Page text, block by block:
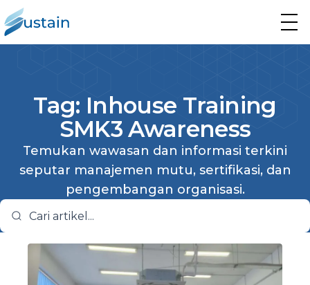
Tag: Inhouse Training
SMK3 Awareness
Temukan wawasan dan informasi terkini
seputar manajemen mutu, sertifikasi, dan
pengembangan organisasi.